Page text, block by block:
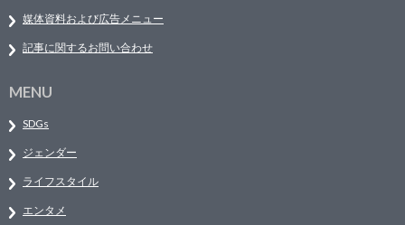
媒体資料および広告メニュー
記事に関するお問い合わせ
MENU
SDGs
ジェンダー
ライフスタイル
エンタメ